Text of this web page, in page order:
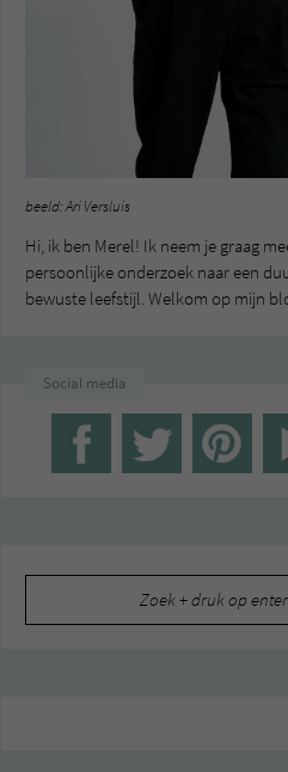
beeld: Ari Versluis
Hi, ik ben Merel! Ik neem je graag
persoonlijke onderzoek naar een
bewuste leefstijl. Welkom op mijn
Social media